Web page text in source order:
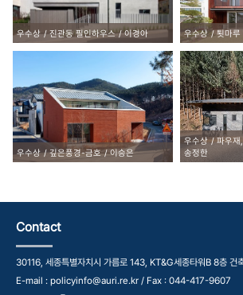
우수상 진관동 필인하우스 이경아 우수상 툇마루
우수상 깊은풍경-금호 이승은
우수상
파우재
송정한
Contact
30116, 세종특별자치시 가름로 143, KT&G세종타워B 8층 건
E-mail : policyinfo@auri.re.kr / Fax : 044-417-9607